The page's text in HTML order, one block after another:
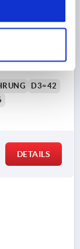
ALUMINIUM
D3=42
DETAILS